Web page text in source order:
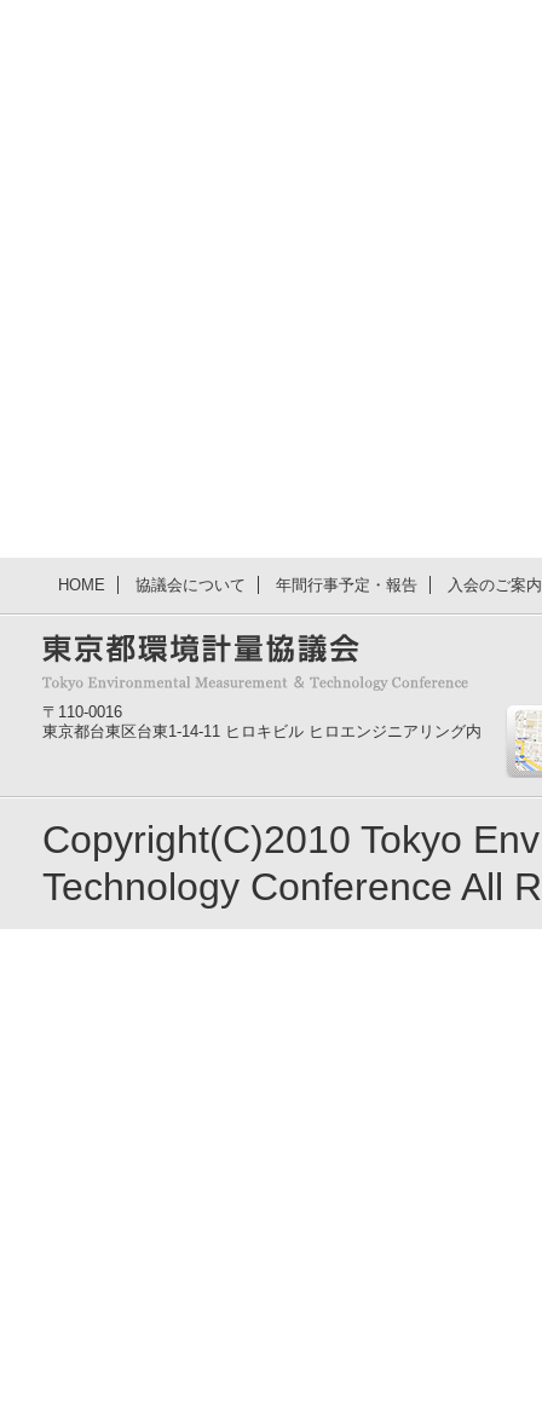
HOME 協議会について 年間行事予定・報告 入会のご案
〒110-0016
東京都台東区台東1-14-11 ヒロキビル ヒロエンジニアリング内
Copyright(C)2010 Tokyo
Technology Conference All